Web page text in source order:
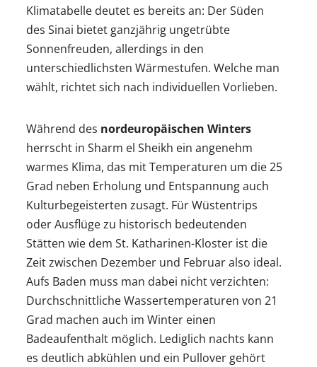
Klimatabelle deutet es bereits an: Der Süden
des Sinai bietet ganzjährig ungetrübte
Sonnenfreuden, allerdings in den
unterschiedlichsten Wärmestufen. Welche man
wählt, richtet sich nach individuellen Vorlieben.
Während des nordeuropäischen Winters
herrscht in Sharm el Sheikh ein angenehm
warmes Klima, das mit Temperaturen um die 25
Grad neben Erholung und Entspannung auch
Kulturbegeisterten zusagt. Für Wüstentrips
oder Ausflüge zu historisch bedeutenden
Stätten wie dem St. Katharinen-Kloster ist die
Zeit zwischen Dezember und Februar also ideal.
Aufs Baden muss man dabei nicht verzichten:
Durchschnittliche Wassertemperaturen von 21
Grad machen auch im Winter einen
Badeaufenthalt möglich. Lediglich nachts kann
es deutlich abkühlen und ein Pullover gehört